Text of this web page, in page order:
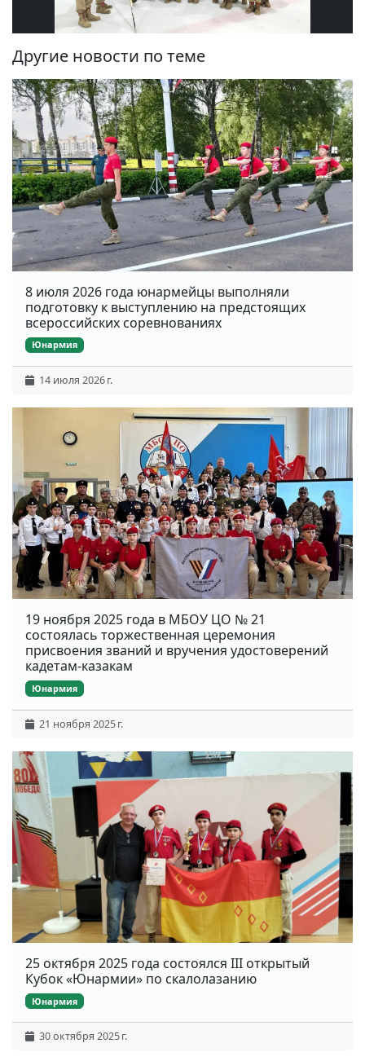
Другие новости по теме
8 июля 2026 года юнармейцы выполняли
подготовку к выступлению на предстоящих
всероссийских соревнованиях
Юнармия
14 июля 2026 г.
19 ноября 2025 года в МБОУ ЦО № 21
состоялась торжественная церемония
присвоения званий и вручения удостоверений
кадетам-казакам
Юнармия
21 ноября 2025 г.
25 октября 2025 года состоялся III открытый
Кубок «Юнармии» по скалолазанию
Юнармия
30 октября 2025 г.